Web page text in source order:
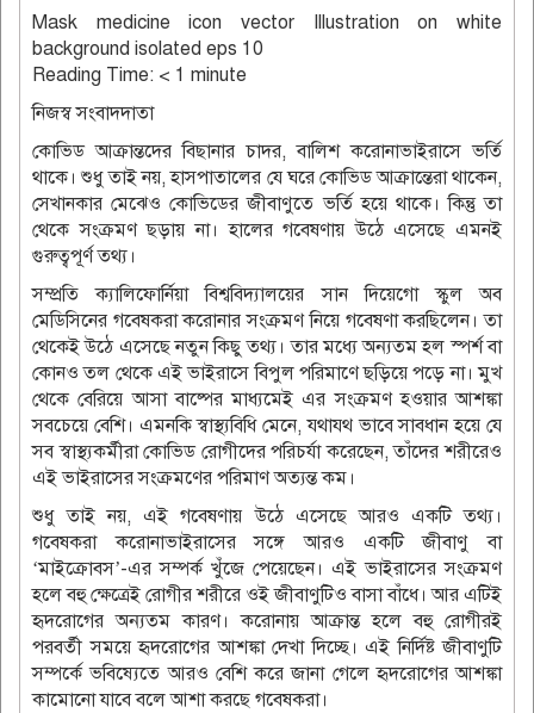
Mask medicine icon vector Illustration on white
background isolated eps 10
Reading Time: < 1 minute
নিজস্ব সংবাদদাতা
কোভিড আক্রান্তদের বিছানার চাদর, বালিশ করোনাভাইরাসে ভর্তি
থাকে। শুধু তাই নয়, হাসপাতালের যে ঘরে কোভিড আক্রান্তেরা থাকেন,
সেখানকার মেঝেও কোভিডের জীবাণুতে ভর্তি হয়ে থাকে। কিন্তু তা
থেকে সংক্রমণ ছড়ায় না। হালের গবেষণায় উঠে এসেছে এমনই
গুরুত্বপূর্ণ তথ্য।
সম্প্রতি ক্যালিফোর্নিয়া বিশ্ববিদ্যালয়ের সান দিয়েগো স্কুল অব
মেডিসিনের গবেষকরা করোনার সংক্রমণ নিয়ে গবেষণা করছিলেন। তা
থেকেই উঠে এসেছে নতুন কিছু তথ্য। তার মধ্যে অন্যতম হল স্পর্শ বা
কোনও তল থেকে এই ভাইরাসে বিপুল পরিমাণে ছড়িয়ে পড়ে না। মুখ
থেকে বেরিয়ে আসা বাষ্পের মাধ্যমেই এর সংক্রমণ হওয়ার আশঙ্কা
সবচেয়ে বেশি। এমনকি স্বাস্থ্যবিধি মেনে, যথাযথ ভাবে সাবধান হয়ে যে
সব স্বাস্থ্যকর্মীরা কোভিড রোগীদের পরিচর্যা করেছেন, তাঁদের শরীরেও
এই ভাইরাসের সংক্রমণের পরিমাণ অত্যন্ত কম।
শুধু তাই নয়, এই গবেষণায় উঠে এসেছে আরও একটি তথ্য।
গবেষকরা করোনাভাইরাসের সঙ্গে আরও একটি জীবাণু বা
‘মাইক্রোবস’-এর সম্পর্ক খুঁজে পেয়েছেন। এই ভাইরাসের সংক্রমণ
হলে বহু ক্ষেত্রেই রোগীর শরীরে ওই জীবাণুটিও বাসা বাঁধে। আর এটিই
হৃদরোগের অন্যতম কারণ। করোনায় আক্রান্ত হলে বহু রোগীরই
পরবর্তী সময়ে হৃদরোগের আশঙ্কা দেখা দিচ্ছে। এই নির্দিষ্ট জীবাণুটি
সম্পর্কে ভবিষ্যেতে আরও বেশি করে জানা গেলে হৃদরোগের আশঙ্কা
কামোনো যাবে বলে আশা করছে গবেষকরা।